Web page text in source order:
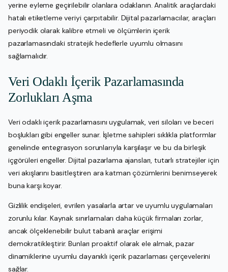
yerine eyleme geçirilebilir olanlara odaklanın. Analitik araçlardaki
hatalı etiketleme veriyi çarpıtabilir. Dijital pazarlamacılar, araçları
periyodik olarak kalibre etmeli ve ölçümlerin içerik
pazarlamasındaki stratejik hedeflerle uyumlu olmasını
sağlamalıdır.
Veri Odaklı İçerik Pazarlamasında
Zorlukları Aşma
Veri odaklı içerik pazarlamasını uygulamak, veri siloları ve beceri
boşlukları gibi engeller sunar. İşletme sahipleri sıklıkla platformlar
genelinde entegrasyon sorunlarıyla karşılaşır ve bu da birleşik
içgörüleri engeller. Dijital pazarlama ajansları, tutarlı stratejiler için
veri akışlarını basitleştiren ara katman çözümlerini benimseyerek
buna karşı koyar.
Gizlilik endişeleri, evrilen yasalarla artar ve uyumlu uygulamaları
zorunlu kılar. Kaynak sınırlamaları daha küçük firmaları zorlar,
ancak ölçeklenebilir bulut tabanlı araçlar erişimi
demokratikleştirir. Bunları proaktif olarak ele almak, pazar
dinamiklerine uyumlu dayanıklı içerik pazarlaması çerçevelerini
sağlar.